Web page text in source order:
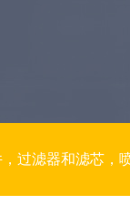
过滤器和滤芯，